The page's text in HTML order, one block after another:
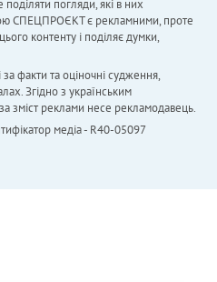
погляди, які в них
СПЕЦПРОЄКТ є рекламними, проте
контенту і поділяє думки,
за факти та оціночні судження,
Згідно з українським
зміст реклами несе рекламодавець.
медіа - R40-05097